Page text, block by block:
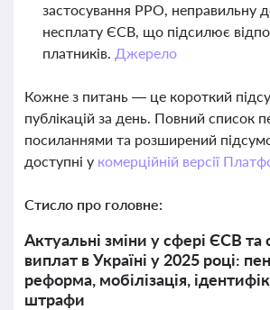
застосування РРО, неправильну
несплату ЄСВ, що підсилює
платників. Джерело
Кожне з питань — це короткий
публікацій за день. Повний список
посиланнями та розширений
доступні у комерційній версії
Стисло про головне:
Актуальні зміни у сфері ЄСВ та
виплат в Україні у 2025 році:
реформа, мобілізація,
штрафи